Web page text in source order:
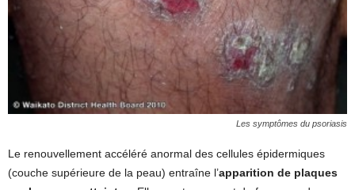
Les symptômes du psoriasis
Le renouvellement accéléré anormal des cellules épidermiques
(couche supérieure de la peau) entraîne l’apparition de plaques